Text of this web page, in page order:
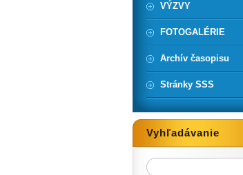
VÝZVY
FOTOGALÉRIE
Archív časopisu
Stránky SSS
Vyhľadávanie